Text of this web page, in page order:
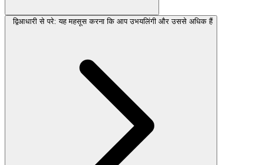
द्विआधारी से परे: यह महसूस करना कि आप उभयलिंगी और उससे अधिक हैं